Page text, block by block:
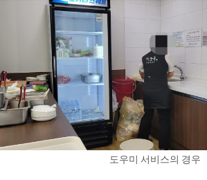
도우미 서비스의 경우